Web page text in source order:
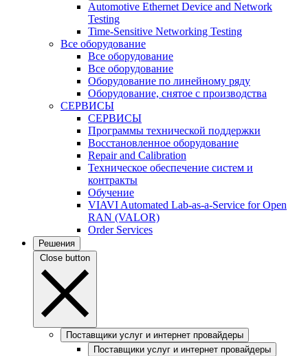
Automotive Ethernet Device and Network
Testing
Time-Sensitive Networking Testing
Все оборудование
Все оборудование
Все оборудование
Оборудование по линейному ряду
Оборудование, снятое с производства
СЕРВИСЫ
СЕРВИСЫ
Программы технической поддержки
Восстановленное оборудование
Repair and Calibration
Техническое обеспечение систем и
контракты
Обучение
VIAVI Automated Lab-as-a-Service for Open
RAN (VALOR)
Order Services
Решения
Close button
Поставщики услуг и интернет провайдеры
Поставщики услуг и интернет провайдеры